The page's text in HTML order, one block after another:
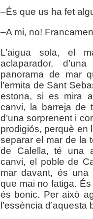
–És que us ha fet
–A mi, no!
L’aigua sola, el
aclaparador,
panorama de mar
l’ermita de Sant
estona, si es mira
canvi, la barreja de
d’una sorprenent i
prodigiós, perquè en
separar el mar de la
de Calella, té una
canvi, el poble de
mar davant, és una
que mai no fatiga.
és bonic. Per això
l’essència d’aquesta